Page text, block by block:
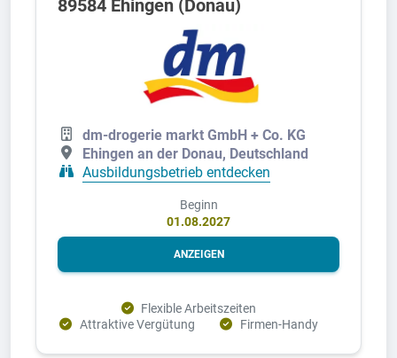
89584 Ehingen (Donau)
dm-drogerie markt GmbH + Co. KG
Ehingen an der Donau, Deutschland
Ausbildungsbetrieb entdecken
Beginn
01.08.2027
ANZEIGEN
Flexible Arbeitszeiten
Attraktive Vergütung
Firmen-Handy